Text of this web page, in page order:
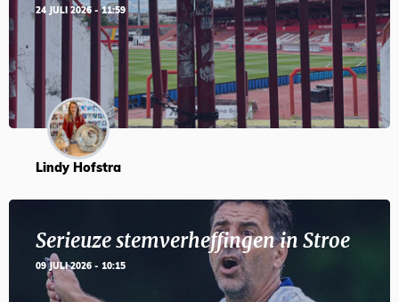
24 JULI 2026 - 11:59
Lindy Hofstra
Serieuze stemverheffingen in Stroe
09 JULI 2026 - 10:15